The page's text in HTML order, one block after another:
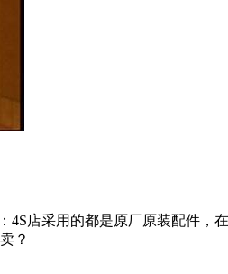
店采用的都是原厂原装配件，
？